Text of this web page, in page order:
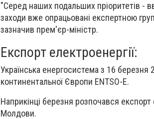
"Серед наших подальших пріоритетів -
заходи вже опрацьовані експертною
зазначив прем'єр-міністр.
Експорт електроенергії:
Українська енергосистема з 16
континентальної Європи ENTSO-E.
Наприкінці березня розпочався експорт
Молдови.